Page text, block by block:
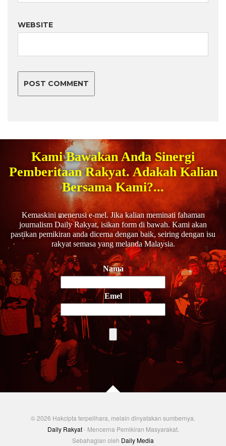
WEBSITE
Kami Bawakan Anda Sinergi
Pemberitaan Rakyat. Adakah Kalian
Bersama Kami?...
Kemaskini menerusi e-mel. Jika kalian meminati fahaman
journalism Daily Rakyat, isikan form di bawah. Kami akan
pastikan pemikiran anda dicerna dengan baik, seiring dengan isu
rakyat semasa yang melanda Malaysia.
Nama
Emel
© 2026 Hakcipta terpelihara, melain dinyatakan sumbernya.
Daily Rakyat- Mencerna Pemikiran Masyarakat.
Sebahagian oleh Daily Media